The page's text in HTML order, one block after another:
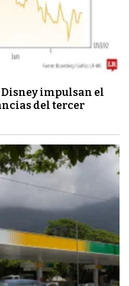
impulsan el
del tercer